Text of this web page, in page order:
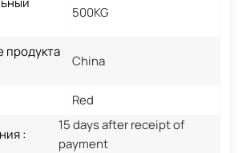
500KG
продукта
China
Red
:
15 days after receipt of
payment